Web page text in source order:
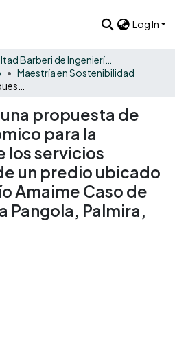
Log In
Facultad Barberi de Ingeniería, Diseño y Ciencias Aplicadas
Maestría en Sostenibilidad
propuesta de
para la
los servicios
un predio ubicado
Amaime Caso de
Pangola, Palmira,